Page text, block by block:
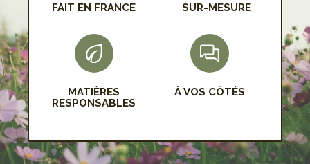
FAIT EN FRANCE SUR-MESURE
MATIÈRES
RESPONSABLES
À VOS CÔTÉS